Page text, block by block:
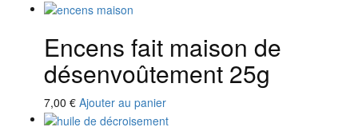
Encens fait maison de
désenvoûtement 25g
7,00 € Ajouter au panier